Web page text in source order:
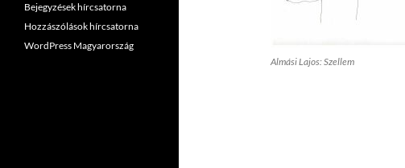
Almási Lajos: Szellem
Bejegyzések hírcsatorna
Hozzászólások hírcsatorna
WordPress Magyarország